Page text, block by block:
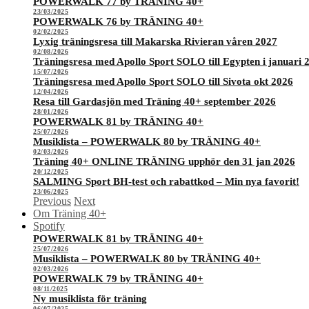
23/03/2025
POWERWALK 76 by TRÄNING 40+
02/02/2025
Lyxig träningsresa till Makarska Rivieran våren 2027
02/08/2026
Träningsresa med Apollo Sport SOLO till Egypten i januari
15/07/2026
Träningsresa med Apollo Sport SOLO till Sivota okt 2026
12/04/2026
Resa till Gardasjön med Träning 40+ september 2026
28/01/2026
POWERWALK 81 by TRÄNING 40+
25/07/2026
Musiklista – POWERWALK 80 by TRÄNING 40+
02/03/2026
Träning 40+ ONLINE TRÄNING upphör den 31 jan 2026
20/12/2025
SALMING Sport BH-test och rabattkod – Min nya favorit!
23/06/2025
Previous Next
Om Träning 40+
Spotify
POWERWALK 81 by TRÄNING 40+
25/07/2026
Musiklista – POWERWALK 80 by TRÄNING 40+
02/03/2026
POWERWALK 79 by TRÄNING 40+
08/11/2025
Ny musiklista för träning